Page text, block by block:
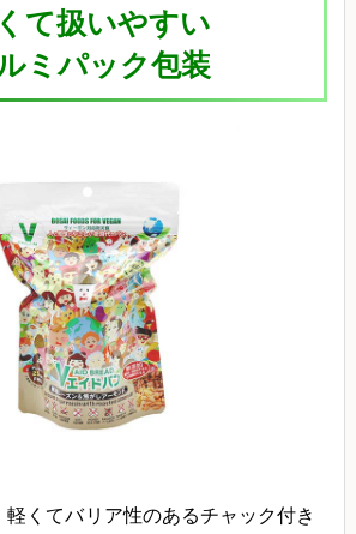
て扱いやすい
ミパック包装
くてバリア性のあるチャック付き